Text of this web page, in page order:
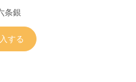
条銀
する